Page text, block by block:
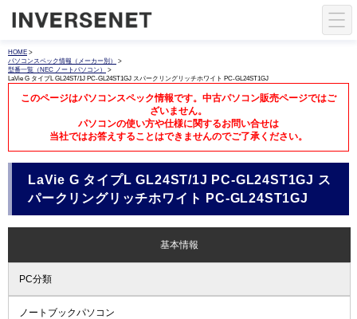
HOME >
パソコンスペック情報（メーカー別）
>
型番一覧（NEC ノートパソコン）
>
LaVie G タイプL GL24ST/1J PC-GL24ST1GJ スパークリングリッチホワイト PC-GL24ST1GJ
このページはパソコンスペック情報です。中古パソコン販売ページではご
ざいません。
パソコンの使い方や仕様に関するお問い合せは
当社ではお答えすることはできませんのでご了承ください。
LaVie G タイプL GL24ST/1J PC-GL24ST1GJ ス
パークリングリッチホワイト PC-GL24ST1GJ
基本情報
PC分類
ノートブックパソコン